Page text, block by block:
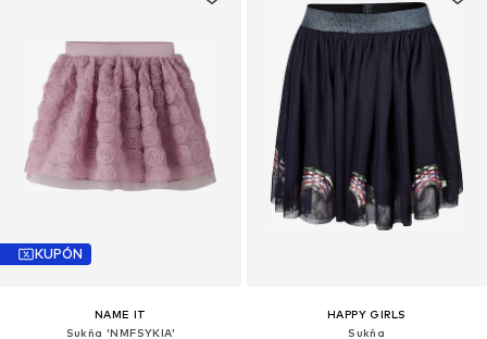
KUPÓN
NAME IT
Sukňa 'NMFSYKIA'
HAPPY GIRLS
Sukňa